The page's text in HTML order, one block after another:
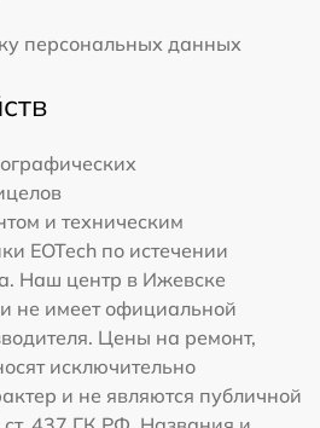
персональных данных
и техническим
EOTech по истечении
Наш центр в Ижевске
не имеет официальной
Цены на ремонт,
исключительно
и не являются публичной